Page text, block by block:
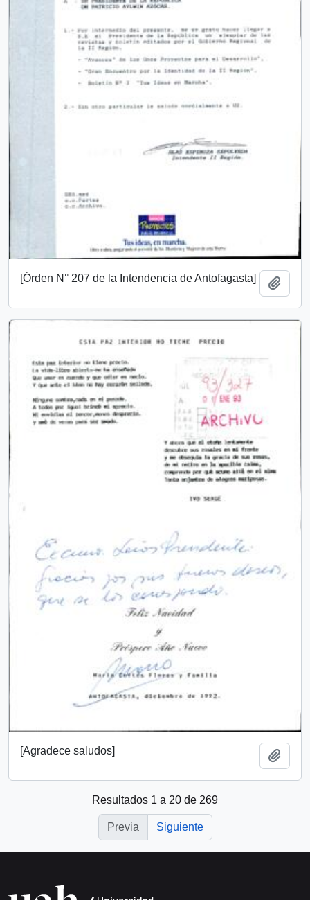
[Órden N° 207 de la Intendencia de Antofagasta]
[Agradece saludos]
Resultados 1 a 20 de 269
Previa Siguiente